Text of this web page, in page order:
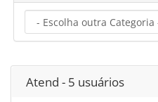
Atend - 5 usuários